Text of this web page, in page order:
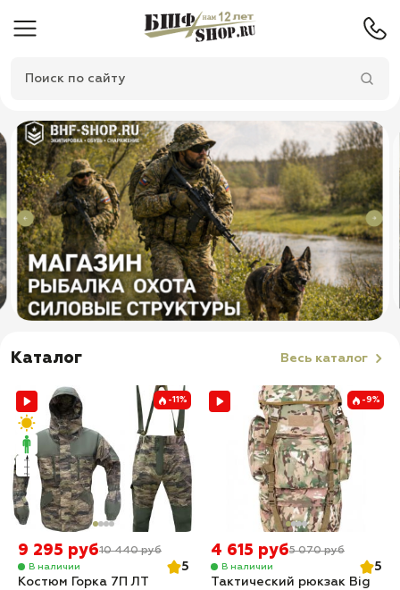
Каталог Весь каталог
-11%
9 295 руб10 440 руб
В наличии
5
Костюм Горка 7П ЛТ
-9%
4 615 руб5 070 руб
В наличии
5
Тактический рюкзак Big